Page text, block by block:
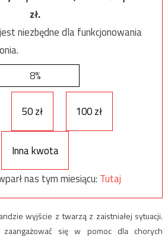
zł.
niezbędne dla funkcjonowania
8%
50 zł 100 zł
Inna kwota
nas tym miesiącu: Tutaj
wyjście z twarzą z zaistniałej sytuacji.
się w pomoc dla chorych